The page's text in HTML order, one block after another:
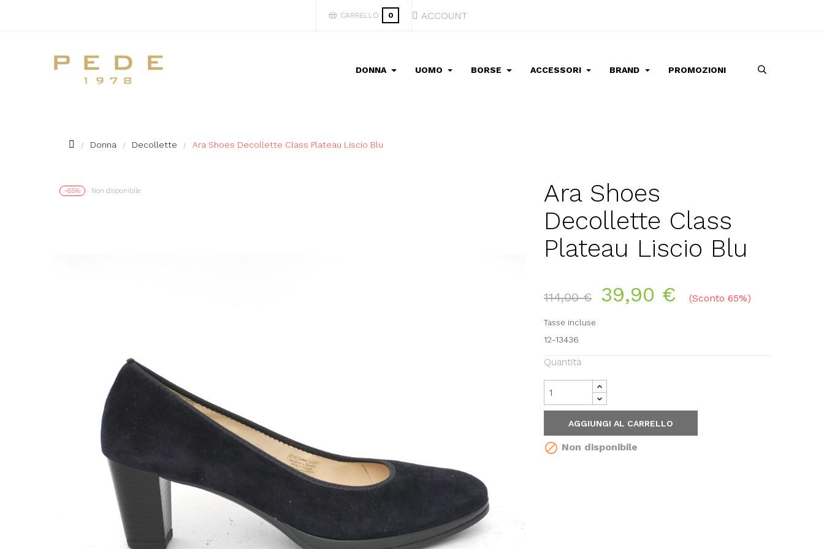
CARRELLO 0 ACCOUNT
DONNA UOMO BORSE ACCESSORI BRAND PROMOZIONI
Donna Decollette Ara Shoes Decollette Class Plateau Liscio Blu
-65% Non disponibile
Ara Shoes
Decollette Class
Plateau Liscio Blu
114,00 € 39,90 € Sconto 65%
Tasse incluse
12-13436
Quantità
AGGIUNGI AL CARRELLO
 Non disponibile